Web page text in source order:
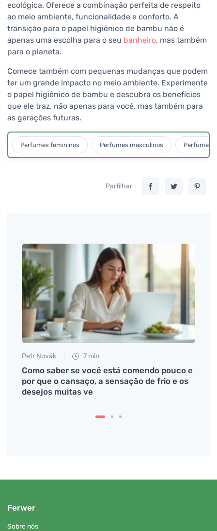
ecológica. Oferece a combinação perfeita de respeito
ao meio ambiente, funcionalidade e conforto. A
transição para o papel higiênico de bambu não é
apenas uma escolha para o seu banheiro, mas também
para o planeta.
Comece também com pequenas mudanças que podem
ter um grande impacto no meio ambiente. Experimente
o papel higiênico de bambu e descubra os benefícios
que ele traz, não apenas para você, mas também para
as gerações futuras.
Perfumes femininos Perfumes masculinos Perfumes
Partilhar
Petr Novák 7 min
Como saber se você está comendo pouco e
por que o cansaço, a sensação de frio e os
desejos muitas ve
Ferwer
Sobre nós